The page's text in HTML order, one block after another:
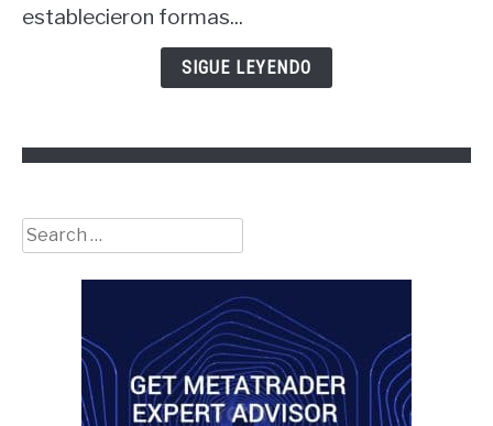
las
establecieron formas...
SIGUE LEYENDO
Search
for: